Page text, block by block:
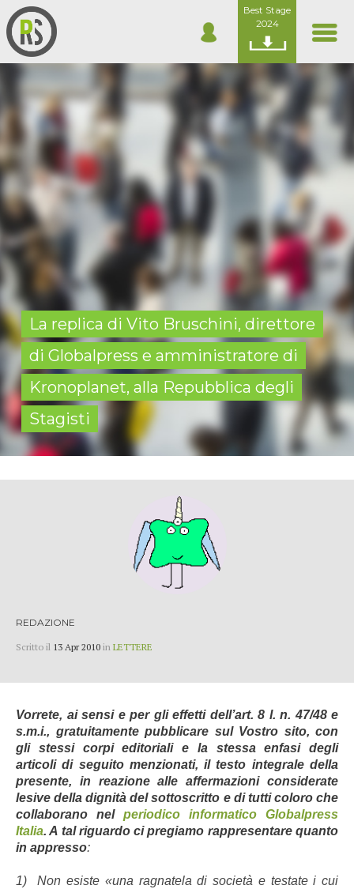
Best Stage
2024
La replica di Vito Bruschini, direttore
di Globalpress e amministratore di
Kronoplanet, alla Repubblica degli
Stagisti
REDAZIONE
Scritto il 13 Apr 2010 in LETTERE
Vorrete, ai sensi e per gli effetti dell’art. 8 l. n. 47/48 e
s.m.i., gratuitamente pubblicare sul Vostro sito, con
gli stessi corpi editoriali e la stessa enfasi degli
articoli di seguito menzionati, il testo integrale della
presente, in reazione alle affermazioni considerate
lesive della dignità del sottoscritto e di tutti coloro che
collaborano nel periodico informatico Globalpress
Italia. A tal riguardo ci pregiamo rappresentare quanto
in appresso:
1) Non esiste «una ragnatela di società e testate i cui